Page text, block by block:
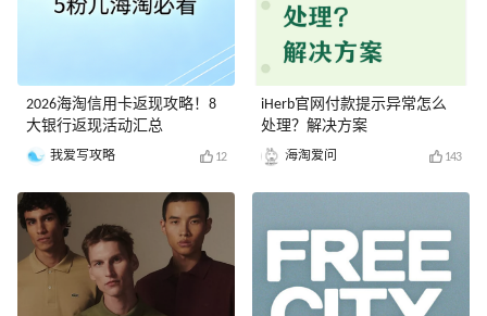
2026海淘信用卡返现攻略！8
大银行返现活动汇总
我爱写攻略 12
iHerb官网付款提示异常怎么
处理？解决方案
海淘爱问 143